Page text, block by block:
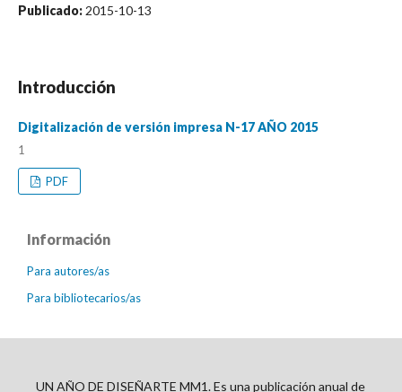
Publicado: 2015-10-13
Introducción
Digitalización de versión impresa N-17 AÑO 2015
1
PDF
Información
Para autores/as
Para bibliotecarios/as
UN AÑO DE DISEÑARTE MM1. Es una publicación anual de